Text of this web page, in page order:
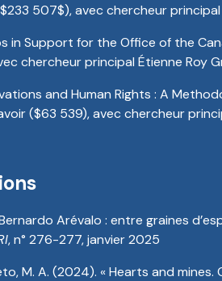
507$), avec chercheur
in Support for the Office of the
chercheur principal Étienne Roy
and Human Rights : A
($63 539), avec chercheur
Arévalo : entre graines
, n° 276-277, janvier 2025
M. A. (2024). « Hearts and